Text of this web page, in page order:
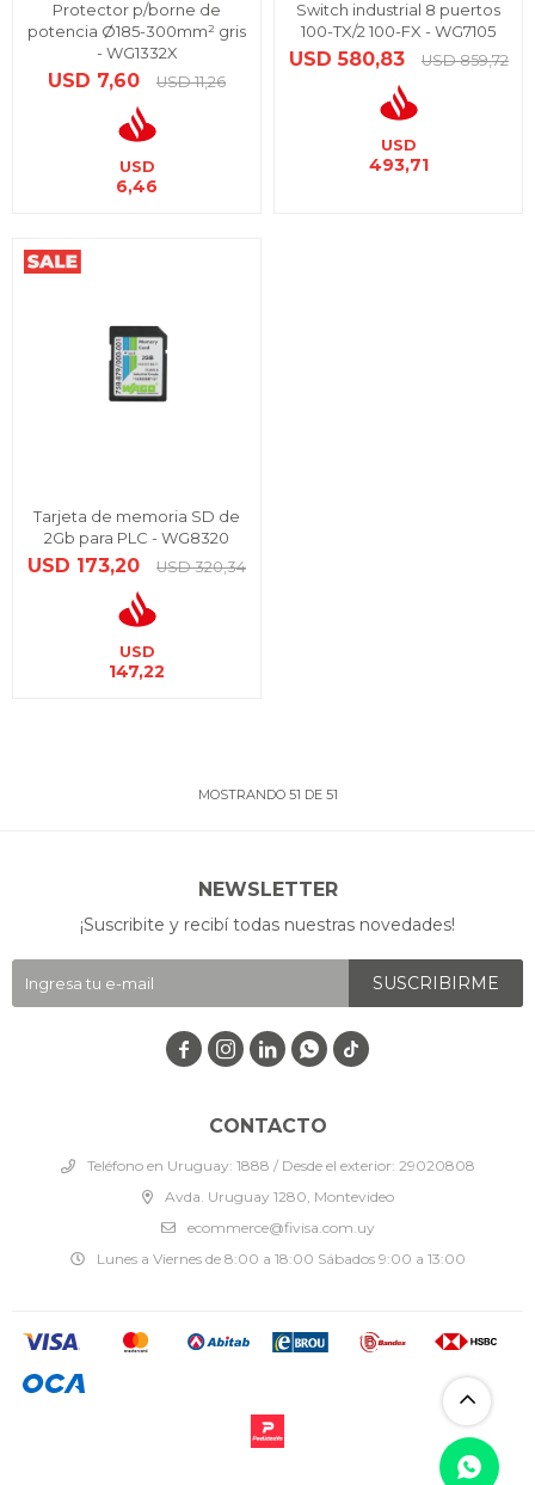
Protector p/borne de
potencia Ø185-300mm² gris
- WG1332X
USD 7,60 USD 11,26
USD
6,46
Switch industrial 8 puertos
100-TX/2 100-FX - WG7105
USD 580,83 USD 859,72
USD
493,71
Tarjeta de memoria SD de
2Gb para PLC - WG8320
USD 173,20 USD 320,34
USD
147,22
MOSTRANDO 51 DE 51
CONTACTO
Teléfono en Uruguay: 1888 / Desde el exterior: 29020808
Avda. Uruguay 1280, Montevideo
ecommerce@fivisa.com.uy
Lunes a Viernes de 8:00 a 18:00 Sábados 9:00 a 13:00
NEWSLETTER
¡Suscribite y recibí todas nuestras novedades!
SUSCRIBIRME
   